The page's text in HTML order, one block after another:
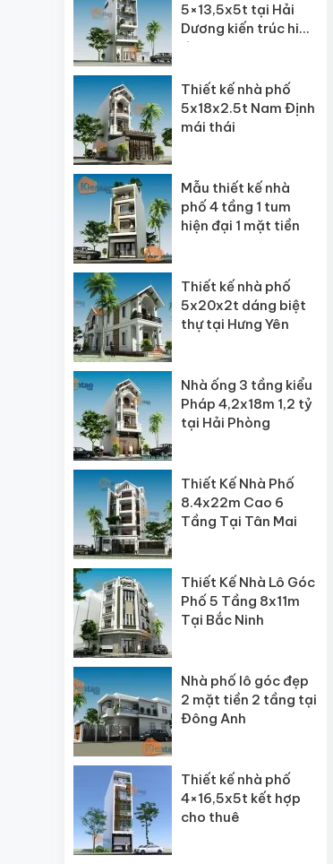
5×13,5x5t tại Hải
Dương kiến trúc hiện
đại
Thiết kế nhà phố
5x18x2.5t Nam Định
mái thái
Mẫu thiết kế nhà
phố 4 tầng 1 tum
hiện đại 1 mặt tiền
Thiết kế nhà phố
5x20x2t dáng biệt
thự tại Hưng Yên
Nhà ống 3 tầng kiểu
Pháp 4,2x18m 1,2 tỷ
tại Hải Phòng
Thiết Kế Nhà Phố
8.4x22m Cao 6
Tầng Tại Tân Mai
Thiết Kế Nhà Lô Góc
Phố 5 Tầng 8x11m
Tại Bắc Ninh
Nhà phố lô góc đẹp
2 mặt tiền 2 tầng tại
Đông Anh
Thiết kế nhà phố
4×16,5x5t kết hợp
cho thuê